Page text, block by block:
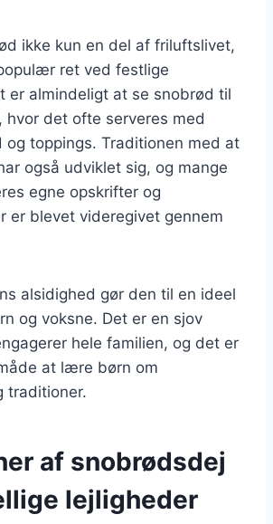
ikke kun en del af friluftslivet,
ret ved festlige
er almindeligt at se snobrød til
hvor det ofte serveres med
og toppings. Traditionen med at
også udviklet sig, og mange
egne opskrifter og
er blevet videregivet gennem
alsidighed gør den til en ideel
og voksne. Det er en sjov
hele familien, og det er
at lære børn om
traditioner.
af snobrødsdej
lejligheder